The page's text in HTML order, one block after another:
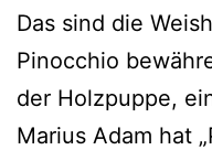
Das sind die
Pinocchio
der Holzpuppe,
Marius Adam hat